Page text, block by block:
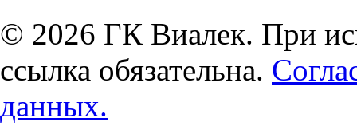
© 2026 ГК Виалек. При
ссылка обязательна.
данных.